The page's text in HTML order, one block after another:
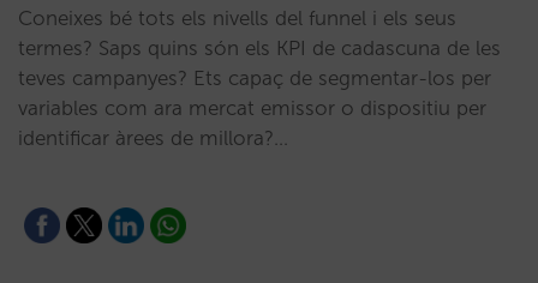
Coneixes bé tots els nivells del funnel i els seus
termes? Saps quins són els KPI de cadascuna de les
teves campanyes? Ets capaç de segmentar-los per
variables com ara mercat emissor o dispositiu per
identificar àrees de millora?…